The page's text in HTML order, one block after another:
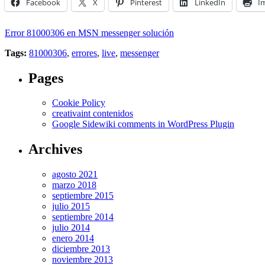
Facebook X Pinterest LinkedIn
Error 81000306 en MSN messenger solución
Tags: 81000306, errores, live, messenger
Pages
Cookie Policy
creativaint contenidos
Google Sidewiki comments in WordPress Plugin
Archives
agosto 2021
marzo 2018
septiembre 2015
julio 2015
septiembre 2014
julio 2014
enero 2014
diciembre 2013
noviembre 2013